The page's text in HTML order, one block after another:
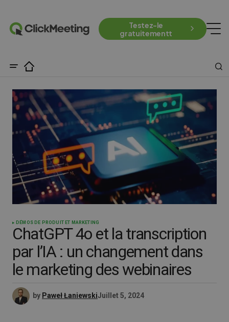
Testez-le
gratuitementt
DÉMOS DE PRODUIT ET MARKETING
ChatGPT 4o et la transcription
par l’IA : un changement dans
le marketing des webinaires
by Paweł ŁaniewskiJuillet 5, 2024